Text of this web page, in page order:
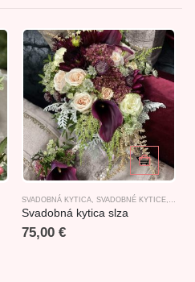
SVADOBNÁ KYTICA, SVADOBNÉ KYTICE,
Svadobná kytica slza
75,00 €